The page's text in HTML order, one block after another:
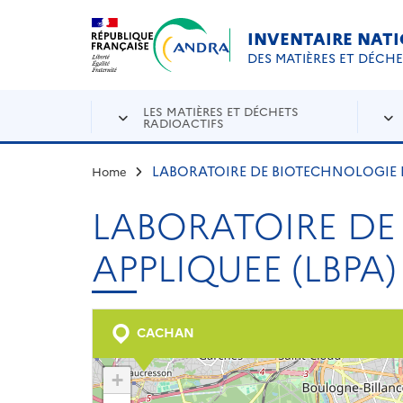
Aller au contenu principal
INVENTAIRE
DES MATIÈRES ET
LES MATIÈRES ET DÉCHETS
RADIOACTIFS
Home LABORATOIRE DE
LABORATOIRE
APPLIQUEE (LBPA)
CACHAN
+